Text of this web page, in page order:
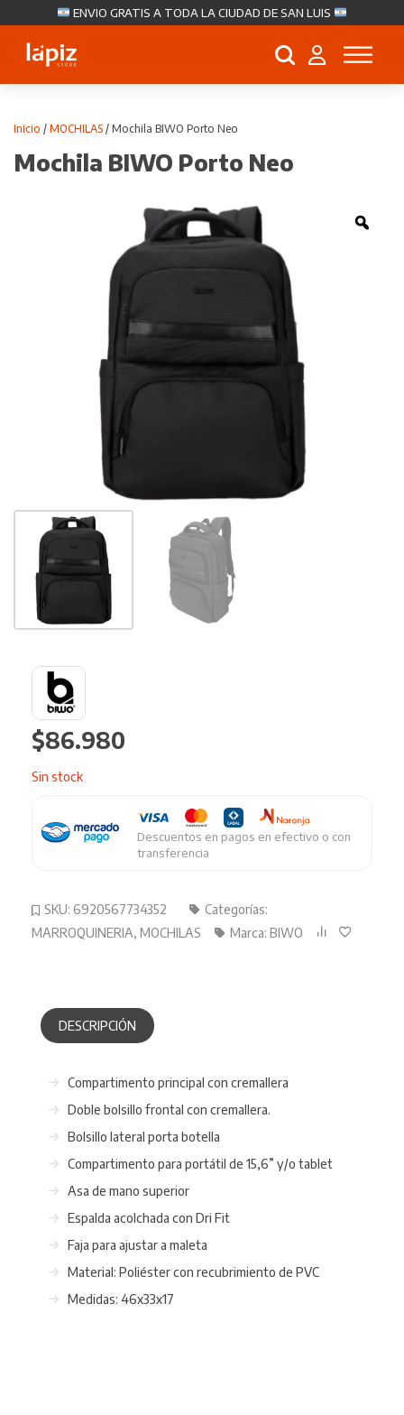
ENVIO GRATIS A TODA LA CIUDAD DE SAN LUIS
Búsqueda
Inicio / MOCHILAS / Mochila BIWO Porto Neo
Mochila BIWO Porto Neo
$86.980
Sin stock
SKU: 6920567734352
Categorías:
MARROQUINERIA, MOCHILAS Marca: BIWO
Descuentos en pagos en efectivo o con
transferencia
DESCRIPCIÓN
Compartimento principal con cremallera
Doble bolsillo frontal con cremallera.
Bolsillo lateral porta botella
Compartimento para portátil de 15,6” y/o tablet
Asa de mano superior
Espalda acolchada con Dri Fit
Faja para ajustar a maleta
Material: Poliéster con recubrimiento de PVC
Medidas: 46x33x17